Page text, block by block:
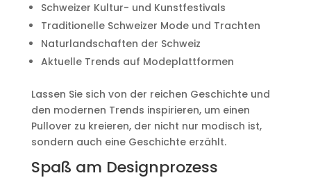
Schweizer Kultur- und Kunstfestivals
Traditionelle Schweizer Mode und Trachten
Naturlandschaften der Schweiz
Aktuelle Trends auf Modeplattformen
Lassen Sie sich von der reichen Geschichte und
den modernen Trends inspirieren, um einen
Pullover zu kreieren, der nicht nur modisch ist,
sondern auch eine Geschichte erzählt.
Spaß am Designprozess